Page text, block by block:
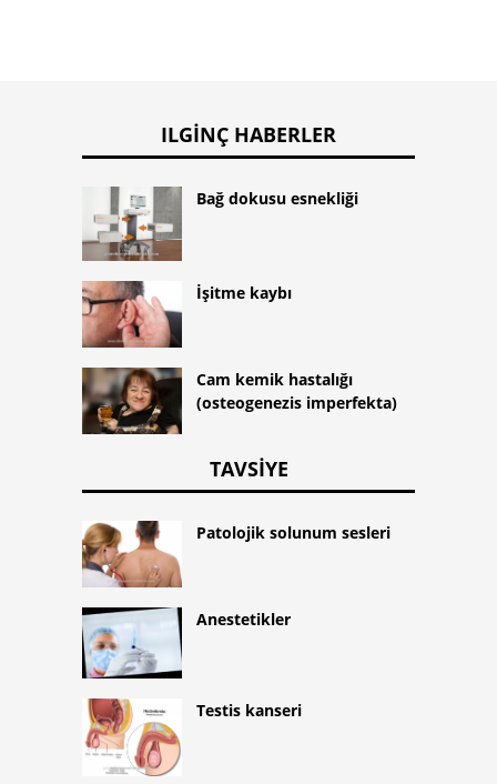
ILGINÇ HABERLER
Bağ dokusu esnekliği
İşitme kaybı
Cam kemik hastalığı
(osteogenezis imperfekta)
TAVSIYE
Patolojik solunum sesleri
Anestetikler
Testis kanseri